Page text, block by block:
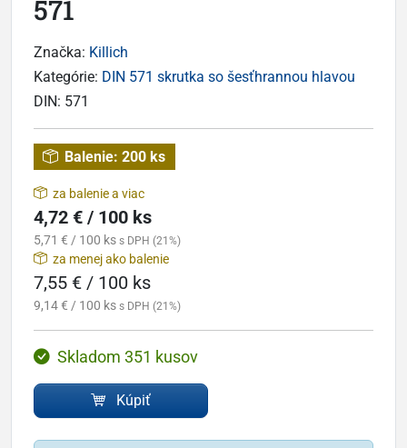
571
Značka: Killich
Kategórie: DIN 571 skrutka so šesťhrannou hlavou
DIN: 571
Balenie: 200 ks
za balenie a viac
4,72 € / 100 ks
5,71 € / 100 ks s DPH (21%)
za menej ako balenie
7,55 € / 100 ks
9,14 € / 100 ks s DPH (21%)
Skladom 351 kusov
Kúpiť